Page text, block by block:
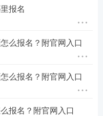
报名
么报名？附官网入口
么报名？附官网入口
报名？附官网入口